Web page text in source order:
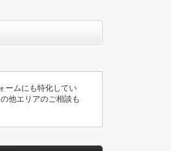
ームにも特化してい
他エリアのご相談も